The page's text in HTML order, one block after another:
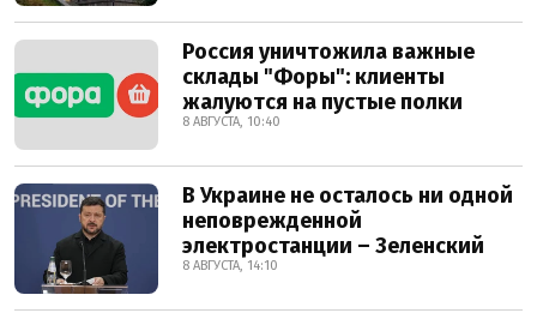
Россия уничтожила важные
склады "Форы": клиенты
жалуются на пустые полки
8 АВГУСТА, 10:40
В Украине не осталось ни одной
неповрежденной
электростанции – Зеленский
8 АВГУСТА, 14:10